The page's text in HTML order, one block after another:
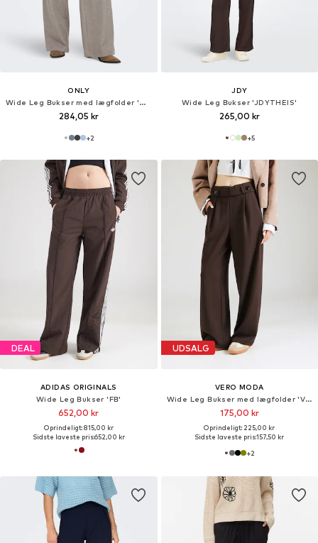
ONLY
Wide Leg Bukser med lægfolder 'ONLLinda'
284,05 kr
+2
JDY
Wide Leg Bukser 'JDYTHEIS'
265,00 kr
+5
DEAL
ADIDAS ORIGINALS
Wide Leg Bukser 'FB'
652,00 kr
Oprindeligt: 815,00 kr
Sidste laveste pris:652,00 kr
UDSALG
VERO MODA
Wide Leg Bukser med lægfolder 'VMStar'
175,00 kr
Oprindeligt: 225,00 kr
Sidste laveste pris:157,50 kr
+2